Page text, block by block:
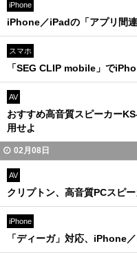
iPhone
iPhone／iPadの「アプリ間
スマホ
「SEG CLIP mobile」で
AV
おすすめ高音質スピーカー
用せよ
02月08日
AV
クリプトン、高音質PCスピ
iPhone
「ディーガ」対応、iPhone